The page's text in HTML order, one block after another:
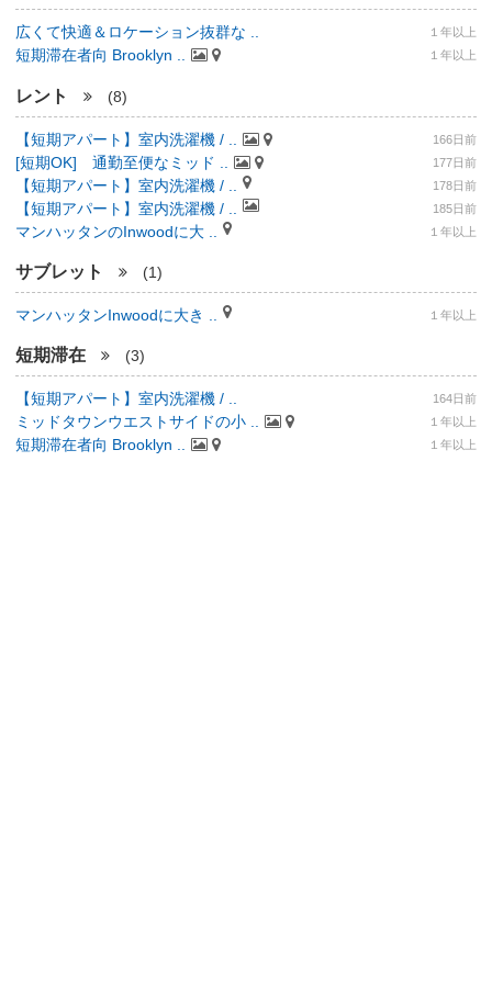
広くて快適＆ロケーション抜群な .. １年以上
短期滞在者向 Brooklyn .. １年以上
レント (8)
【短期アパート】室内洗濯機 / .. 166日前
[短期OK] 通勤至便なミッド .. 177日前
【短期アパート】室内洗濯機 / .. 178日前
【短期アパート】室内洗濯機 / .. 185日前
マンハッタンのInwoodに大 .. １年以上
サブレット (1)
マンハッタンInwoodに大き .. １年以上
短期滞在 (3)
【短期アパート】室内洗濯機 / .. 164日前
ミッドタウンウエストサイドの小 .. １年以上
短期滞在者向 Brooklyn .. １年以上